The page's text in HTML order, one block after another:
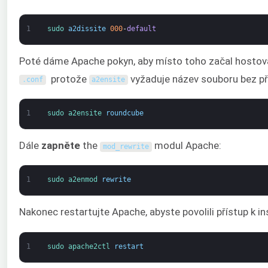
1 sudo a2dissite 000-default
Poté dáme Apache pokyn, aby místo toho začal
. conf protože a2ensite vyžaduje název souboru bez
1 sudo a2ensite roundcube
Dále zapněte the mod_rewrite modul Apache:
1 sudo a2enmod rewrite
Nakonec restartujte Apache, abyste povolili přístup k
1 sudo apache2ctl restart